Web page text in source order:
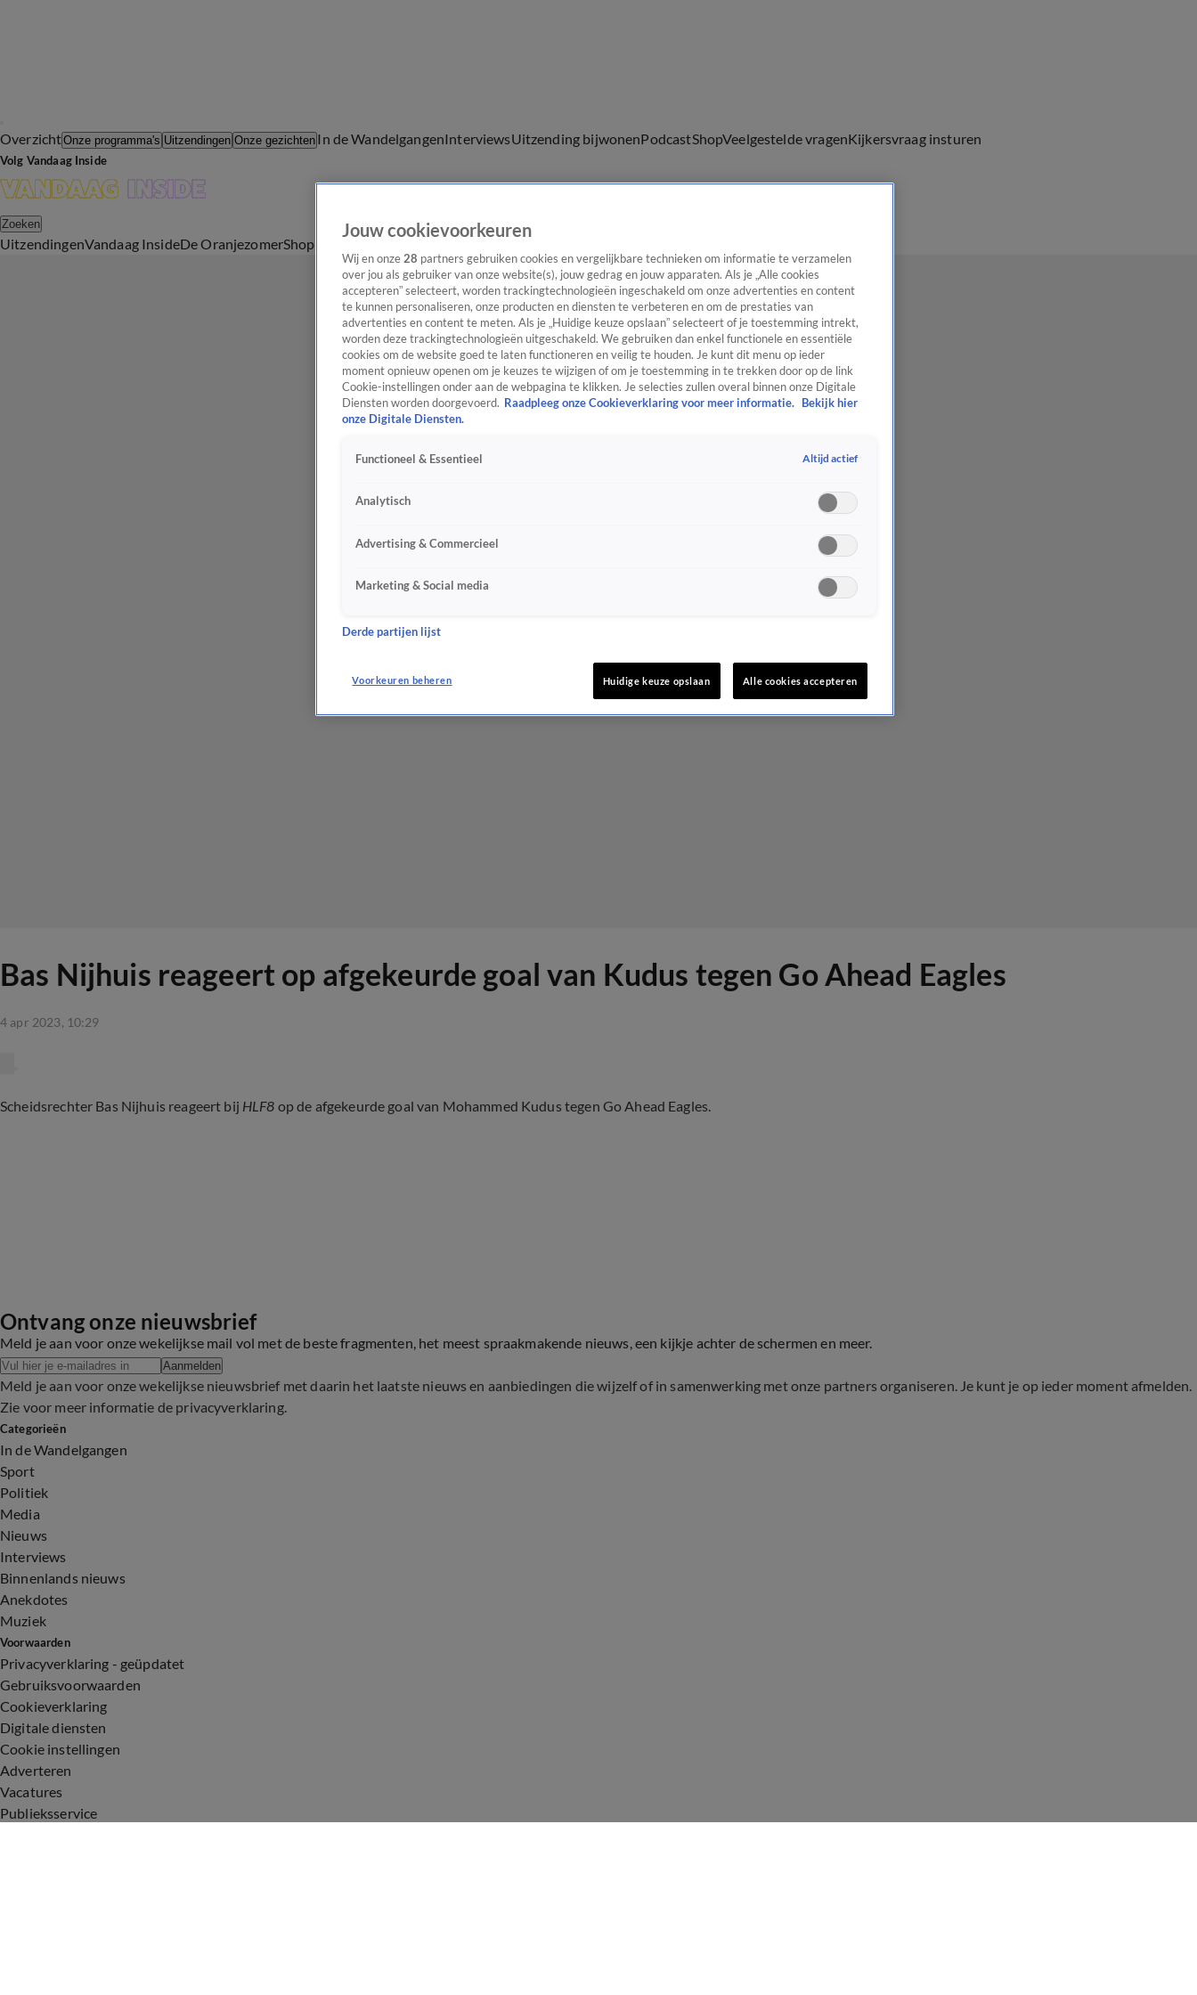
OverzichtOnze programma's Uitzendingen Onze gezichten In de WandelgangenInterviewsUitzending bijwonenPodcastShopVeelgestelde vragenKijkersvraag insturen
Volg Vandaag Inside
Zoeken
UitzendingenVandaag InsideDe OranjezomerShop
Bas Nijhuis reageert op afgekeurde goal van Kudus tegen Go Ahead Eagles
4 apr 2023, 10:29
Scheidsrechter Bas Nijhuis reageert bij HLF8 op de afgekeurde goal van Mohammed Kudus tegen Go Ahead Eagles.
Ontvang onze nieuwsbrief
Meld je aan voor onze wekelijkse mail vol met de beste fragmenten, het meest spraakmakende nieuws, een kijkje achter de schermen en meer.
Aanmelden
Meld je aan voor onze wekelijkse nieuwsbrief met daarin het laatste nieuws en aanbiedingen die wijzelf of in samenwerking met onze partners organiseren. Je kunt je op ieder moment afmelden.
Zie voor meer informatie de privacyverklaring.
Categorieën
In de Wandelgangen
Sport
Politiek
Media
Nieuws
Interviews
Binnenlands nieuws
Anekdotes
Muziek
Voorwaarden
Privacyverklaring - geüpdatet
Gebruiksvoorwaarden
Cookieverklaring
Digitale diensten
Cookie instellingen
Adverteren
Vacatures
Publieksservice
Jouw cookievoorkeuren
Wij en onze 28 partners gebruiken cookies en vergelijkbare technieken om informatie te verzamelen
over jou als gebruiker van onze website(s), jouw gedrag en jouw apparaten. Als je „Alle cookies
accepteren” selecteert, worden trackingtechnologieën ingeschakeld om onze advertenties en content
te kunnen personaliseren, onze producten en diensten te verbeteren en om de prestaties van
advertenties en content te meten. Als je „Huidige keuze opslaan” selecteert of je toestemming intrekt,
worden deze trackingtechnologieën uitgeschakeld. We gebruiken dan enkel functionele en essentiële
cookies om de website goed te laten functioneren en veilig te houden. Je kunt dit menu op ieder
moment opnieuw openen om je keuzes te wijzigen of om je toestemming in te trekken door op de link
Cookie-instellingen onder aan de webpagina te klikken. Je selecties zullen overal binnen onze Digitale
Diensten worden doorgevoerd. Raadpleeg onze Cookieverklaring voor meer informatie. Bekijk hier
onze Digitale Diensten.
Functioneel & Essentieel Altijd actief
Analytisch
Advertising & Commercieel
Marketing & Social media
Derde partijen lijst
Voorkeuren beheren Huidige keuze opslaan Alle cookies accepteren